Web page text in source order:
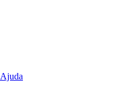
Ajuda